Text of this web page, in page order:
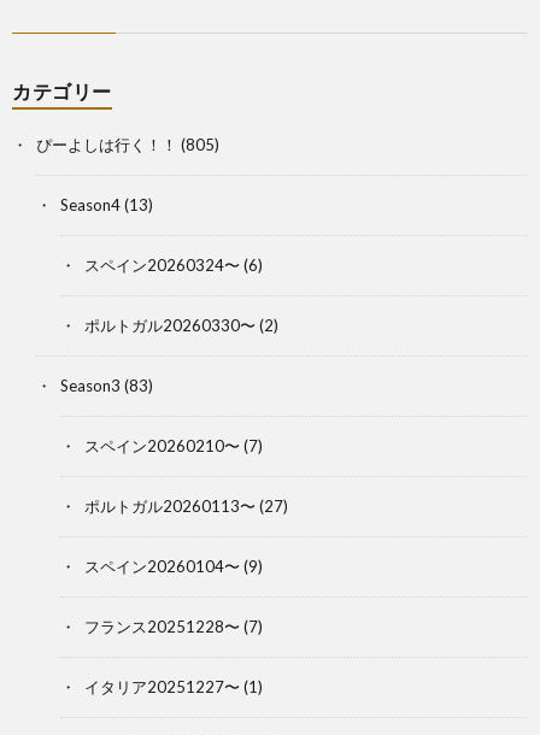
カテゴリー
ぴーよしは行く！！ (805)
Season4(13)
スペイン20260324〜 (6)
ポルトガル20260330〜 (2)
Season3 (83)
スペイン20260210〜 (7)
ポルトガル20260113〜 (27)
スペイン20260104〜 (9)
フランス20251228〜 (7)
イタリア20251227〜 (1)